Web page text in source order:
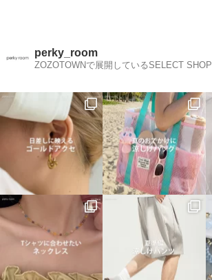
perky_room
ZOZOTOWNで展開しているSELECT SHOP